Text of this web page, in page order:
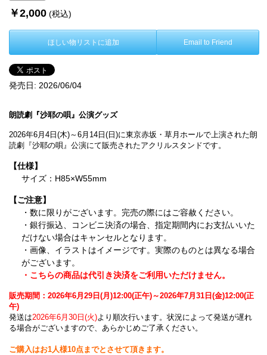
￥2,000 (税込)
ほしい物リストに追加 Email to Friend
発売日: 2026/06/04
朗読劇『沙耶の唄』公演グッズ
2026年6月4日(木)～6月14日(日)に東京赤坂・草月ホールで上演された朗
読劇『沙耶の唄』公演にて販売されたアクリルスタンドです。
【仕様】
サイズ：H85×W55mm
【ご注意】
・数に限りがございます。完売の際にはご容赦ください。
・銀行振込、コンビニ決済の場合、指定期間内にお支払いいた
だけない場合はキャンセルとなります。
・画像、イラストはイメージです。実際のものとは異なる場合
がございます。
・こちらの商品は代引き決済をご利用いただけません。
販売期間：2026年6月29日(月)12:00(正午)～2026年7月31日(金)12:00(正
午)
発送は2026年6月30日(火)より順次行います。状況によって発送が遅れ
る場合がございますので、あらかじめご了承ください。
ご購入はお1人様10点までとさせて頂きます。